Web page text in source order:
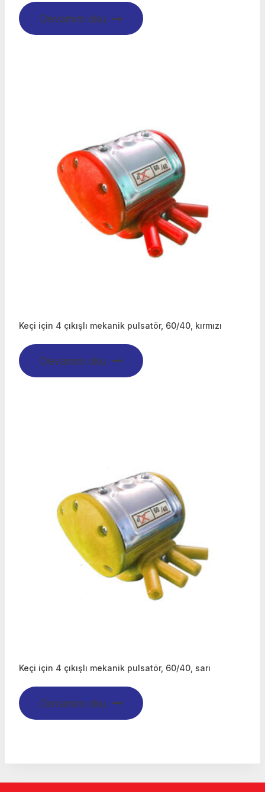
Devamını oku
Keçi için 4 çıkışlı mekanik pulsatör, 60/40, kırmızı
Devamını oku
Keçi için 4 çıkışlı mekanik pulsatör, 60/40, sarı
Devamını oku